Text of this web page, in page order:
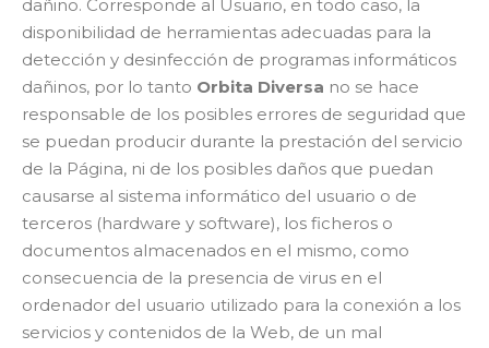
dañino. Corresponde al Usuario, en todo caso, la
disponibilidad de herramientas adecuadas para la
detección y desinfección de programas informáticos
dañinos, por lo tanto Orbita Diversa no se hace
responsable de los posibles errores de seguridad que
se puedan producir durante la prestación del servicio
de la Página, ni de los posibles daños que puedan
causarse al sistema informático del usuario o de
terceros (hardware y software), los ficheros o
documentos almacenados en el mismo, como
consecuencia de la presencia de virus en el
ordenador del usuario utilizado para la conexión a los
servicios y contenidos de la Web, de un mal